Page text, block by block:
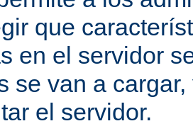
que
en el servidor
se van a
el servidor.